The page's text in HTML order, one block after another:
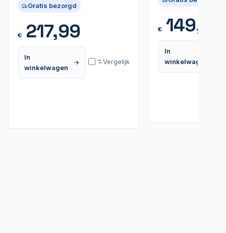
Gratis bezorgd
€217,99
In
winkelwagen
Vergelijk
€149,99
In
winkelwagen